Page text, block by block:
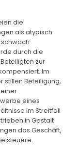
die
als atypisch
durch die
zur
Im
stillen Beteiligung,
eines
im Streitfall
in Gestalt
das Geschäft,